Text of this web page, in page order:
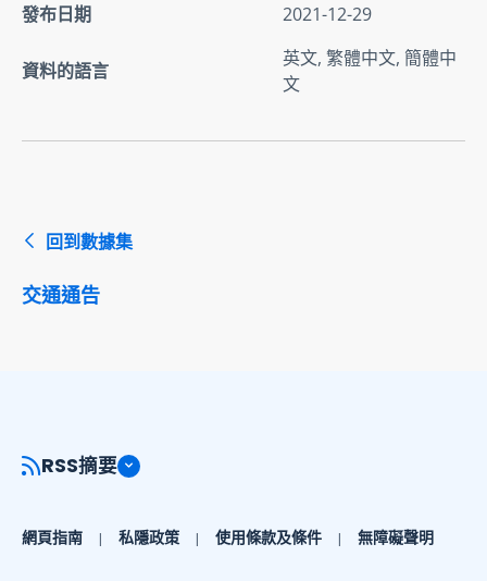
發布日期
2021-12-29
資料的語言
英文, 繁體中文, 簡體中
文
回到數據集
交通通告
RSS摘要
網頁指南 私隱政策 使用條款及條件 無障礙聲明